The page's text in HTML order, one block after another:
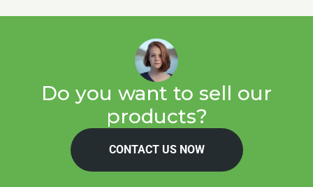
Do you want to sell our
products?
CONTACT US NOW